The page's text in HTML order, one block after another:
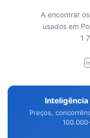
A encontrar
usados em
1
Preços,